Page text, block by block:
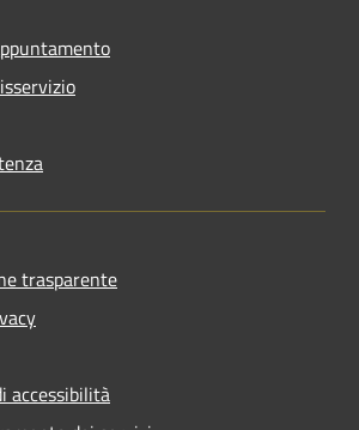
trasparente
accessibilità